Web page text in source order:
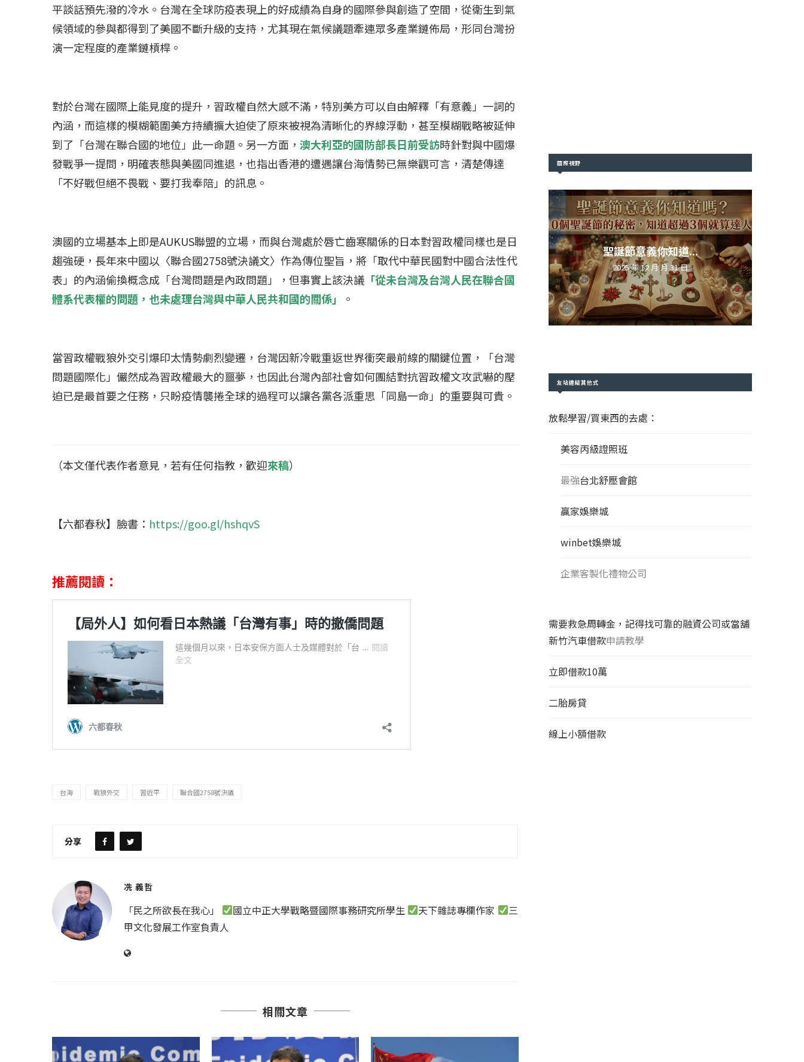
平談話預先潑的冷水。台灣在全球防疫表現上的好成績為自身的國際參與創造了空間，從衛生到氣
候領域的參與都得到了美國不斷升級的支持，尤其現在氣候議題牽連眾多產業鏈佈局，形同台灣扮
演一定程度的產業鏈槓桿。
對於台灣在國際上能見度的提升，習政權自然大感不滿，特別美方可以自由解釋「有意義」一詞的
內涵，而這樣的模糊範圍美方持續擴大迫使了原來被視為清晰化的界線浮動，甚至模糊戰略被延伸
到了「台灣在聯合國的地位」此一命題。另一方面， 澳大利亞的國防部長日前受訪時針對與中國爆
發戰爭一提問，明確表態與美國同進退，也指出香港的遭遇讓台海情勢已無樂觀可言，清楚傳達
「不好戰但絕不畏戰、要打我奉陪」的訊息。
澳國的立場基本上即是AUKUS聯盟的立場，而與台灣處於唇亡齒寒關係的日本對習政權同樣也是日
趨強硬，長年來中國以〈聯合國2758號決議文〉作為傳位聖旨，將「取代中華民國對中國合法性代
表」的內涵偷換概念成「台灣問題是內政問題」，但事實上該決議 「從未台灣及台灣人民在聯合國
體系代表權的問題，也未處理台灣與中華人民共和國的關係」
。
當習政權戰狼外交引爆印太情勢劇烈變遷，台灣因新冷戰重返世界衝突最前線的關鍵位置，「台灣
問題國際化」儼然成為習政權最大的噩夢，也因此台灣內部社會如何團結對抗習政權文攻武嚇的壓
迫已是最首要之任務，只盼疫情襲捲全球的過程可以讓各黨各派重思「同島一命」的重要與可貴。
（本文僅代表作者意見，若有任何指教，歡迎來稿）
【六都春秋】臉書： https://goo.gl/hshqvS
推薦閱讀：
台海 戰狼外交 習近平 聯合國2758號決議
分享
冼 義哲
「民之所欲長在我心」 國立中正大學戰略暨國際事務研究所學生 天下雜誌專欄作家
三
甲文化發展工作室負責人
相關文章
國際視野
島雷克雅內斯火...
2023 年 12 月 月 20 日
哈馬斯引爆遠超4...
2023 年 11 月 月 25 日
【國際】路透：德...
2022 年 1 月 月 22 日
聖誕節意義你知道...
2025 年 12 月 月 31 日
友站連結其他式
放鬆學習/買東西的去處：
美容丙級證照班
最強台北舒壓會館
贏家娛樂城
winbet娛樂城
企業客製化禮物公司
需要救急周轉金，記得找可靠的融資公司或當舖
新竹汽車借款申請教學
立即借款10萬
二胎房貸
線上小額借款